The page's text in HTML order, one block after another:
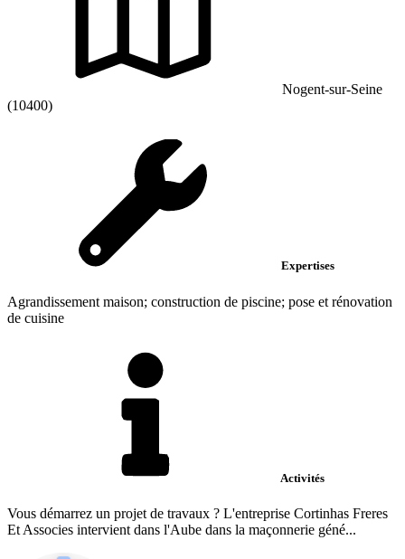
Nogent-sur-Seine
(10400)
Expertises
Agrandissement maison; construction de piscine; pose et rénovation
de cuisine
Activités
Vous démarrez un projet de travaux ? L'entreprise Cortinhas Freres
Et Associes intervient dans l'Aube dans la maçonnerie géné...